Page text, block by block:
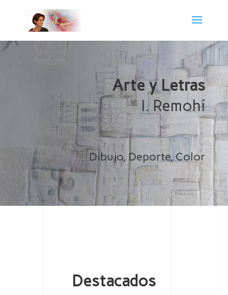
Arte y Letras
I. Remohí
Dibujo, Deporte, Color
Destacados